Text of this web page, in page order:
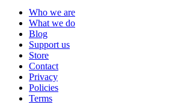
Who we are
What we do
Blog
Support us
Store
Contact
Privacy
Policies
Terms